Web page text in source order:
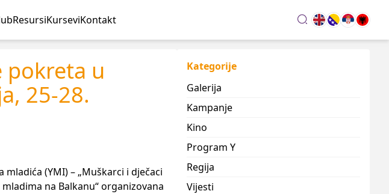
ResursiKurseviKontakt search
pokreta u
25-28.
(YMI) – „Muškarci i dječaci
na Balkanu“ organizovana
Kategorije
Galerija
Kampanje
Kino
Program Y
Regija
Vijesti